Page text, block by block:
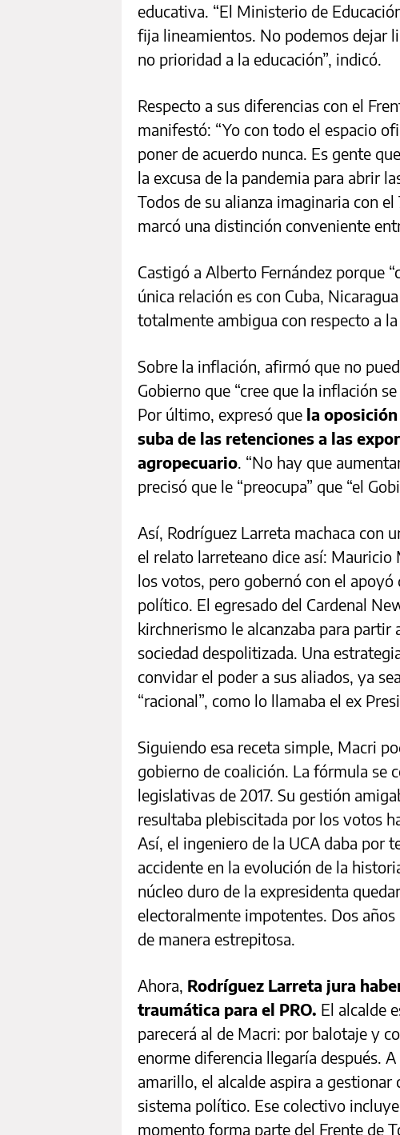
educativa. “El Ministerio de
fija lineamientos. No podemos dejar
no prioridad a la educación”, indicó.
Respecto a sus diferencias con el
manifestó: “Yo con todo el espacio
poner de acuerdo nunca. Es gente
la excusa de la pandemia para abrir
Todos de su alianza imaginaria con
marcó una distinción conveniente
Castigó a Alberto Fernández porque
única relación es con Cuba,
totalmente ambigua con respecto a
Sobre la inflación, afirmó que no
Gobierno que “cree que la inflación
Por último, expresó que la
suba de las retenciones a las
agropecuario. “No hay que
precisó que le “preocupa” que “el
Así, Rodríguez Larreta machaca con
el relato larreteano dice así:
los votos, pero gobernó con el
político. El egresado del Cardenal
kirchnerismo le alcanzaba para
sociedad despolitizada. Una
convidar el poder a sus aliados, ya
“racional”, como lo llamaba el ex
Siguiendo esa receta simple, Macri
gobierno de coalición. La fórmula se
legislativas de 2017. Su gestión
resultaba plebiscitada por los votos
Así, el ingeniero de la UCA daba por
accidente en la evolución de la
núcleo duro de la expresidenta
electoralmente impotentes. Dos
de manera estrepitosa.
Ahora, Rodríguez Larreta jura
traumática para el PRO. El alcalde
parecerá al de Macri: por balotaje y
enorme diferencia llegaría después.
amarillo, el alcalde aspira a
sistema político. Ese colectivo
momento forma parte del Frente de